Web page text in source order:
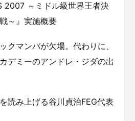
2007 ～ミドル級世界王者決
～』実施概要
クマンバが欠場。代わりに、
デミーのアンドレ・ジダの出
読み上げる谷川貞治FEG代表